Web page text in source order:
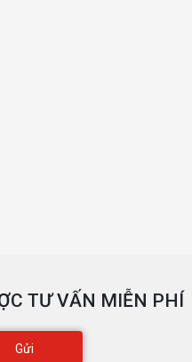
TƯ VẤN MIỄN PHÍ
Gửi